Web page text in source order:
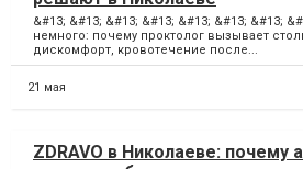
&#13; &#13; &#13; &#13; &#13; &#13; &#13;
немного: почему проктолог вызывает
дискомфорт, кровотечение после...
21 мая
ZDRAVO в Николаеве: почему